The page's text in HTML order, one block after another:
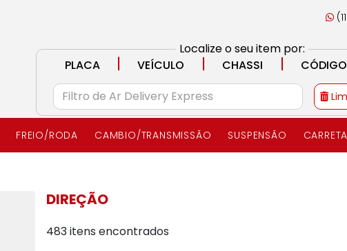
Localize o seu item por:
PLACA
| VEÍCULO | CHASSI | CÓDIGO
FREIO/RODA CAMBIO/TRANSMISSÃO SUSPENSÃO CARRETA
DIREÇÃO
483 itens encontrados